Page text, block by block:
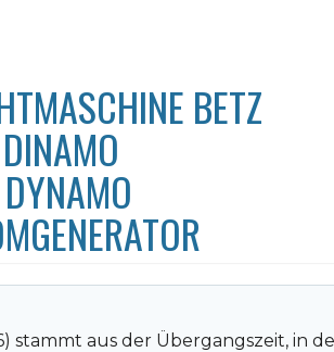
BETZ
stammt aus der Übergangszeit, in